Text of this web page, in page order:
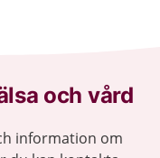
och vård
information om